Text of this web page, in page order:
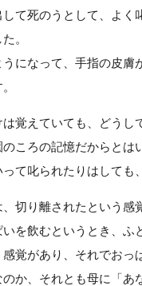
て死のうとして、よ
。
になって、手指の皮膚
覚えていても、どうし
ころの記憶だからと
て叱られたりはしても
切り離されたという感
を飲むというとき、ふ
覚があり、それでお
か、それとも母に「